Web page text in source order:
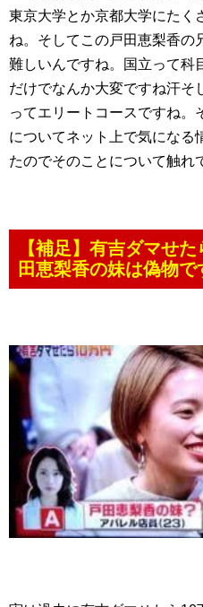
東京大学とか京都大学にたく
ね。そしてこの戸田恵梨香の
難しいんですね。国立って科
だけでなんか大変ですね汗そ
ってエリートコースですね。
についてネット上で気になる
たのでそのことについて触れ
【補足】有吉ダマせ
田恵梨香の妹は偽物で